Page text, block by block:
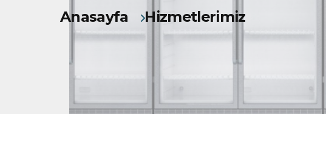
Anasayfa Hizmetlerimiz